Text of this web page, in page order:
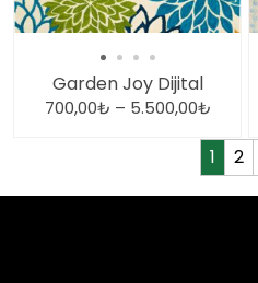
Garden Joy Dijital
700,00₺ – 5.500,00₺
1 2